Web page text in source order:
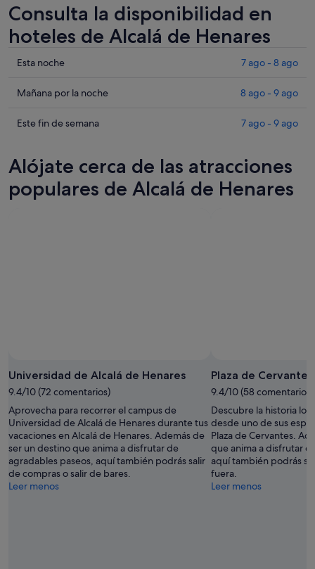
Consulta la disponibilidad en
hoteles de Alcalá de Henares
Comprueba
precios
Alcalá
para
noche,
Esta noche 7 ago - 8 ago
Comprueba
precios
de
Henares
para
Mañana por la noche 8 ago - 9 ago
Comprueba
en
Alcalá
de
Este fin de semana 7 ago - 9 ago
Alójate cerca de las atracciones
populares de Alcalá de Henares
Universidad de Alcalá de Henares
9.4/10 (72 comentarios)
Aprovecha para recorrer el campus de
Universidad de Alcalá de Henares durante tus
vacaciones en Alcalá de Henares. Además de
ser un destino que anima a disfrutar de
agradables paseos, aquí también podrás salir
de compras o salir de bares.
Leer menos
Plaza de Cervantes
9.4/10 (58 comentarios)
Descubre la historia
desde uno de sus
Plaza de Cervantes.
que anima a disfrutar
aquí también podrás
fuera.
Leer menos